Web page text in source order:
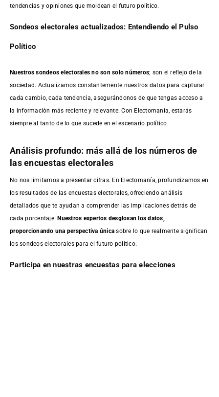
tendencias y opiniones que moldean el futuro político.
Sondeos electorales actualizados: Entendiendo el Pulso
Político
Nuestros sondeos electorales no son solo números; son el reflejo de la
sociedad. Actualizamos constantemente nuestros datos para capturar
cada cambio, cada tendencia, asegurándonos de que tengas acceso a
la información más reciente y relevante. Con Electomanía, estarás
siempre al tanto de lo que sucede en el escenario político.
Análisis profundo: más allá de los números de
las encuestas electorales
No nos limitamos a presentar cifras. En Electomanía, profundizamos en
los resultados de las encuestas electorales, ofreciendo análisis
detallados que te ayudan a comprender las implicaciones detrás de
cada porcentaje.Nuestros expertos desglosan los datos,
proporcionando una perspectiva única sobre lo que realmente significan
los sondeos electorales para el futuro político.
Participa en nuestras encuestas para elecciones